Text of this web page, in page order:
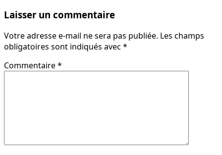
Laisser un commentaire
Votre adresse e-mail ne sera pas publiée. Les champs
obligatoires sont indiqués avec *
Commentaire*